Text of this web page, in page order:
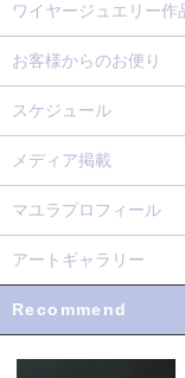
ワイヤージュエリー作
お客様からのお便り
スケジュール
メディア掲載
マユラプロフィール
アートギャラリー
Recommend